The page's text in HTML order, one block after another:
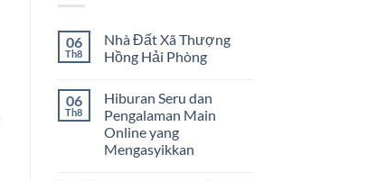
06
Th8
Nhà Đất Xã Thượng
Hồng Hải Phòng
06
Th8
Hiburan Seru dan
Pengalaman Main
Online yang
Mengasyikkan